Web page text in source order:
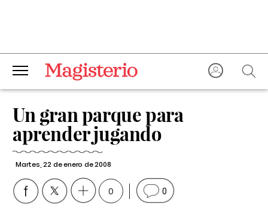
Un gran parque para
aprender jugando
Martes, 22 de enero de 2008
0 0